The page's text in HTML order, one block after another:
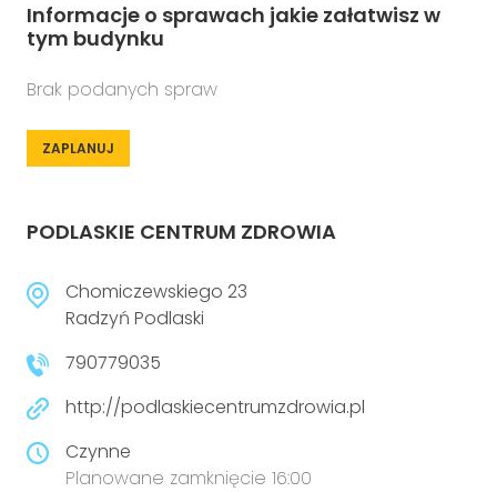
Informacje o sprawach jakie załatwisz w
tym budynku
Brak podanych spraw
ZAPLANUJ
PODLASKIE CENTRUM ZDROWIA
Chomiczewskiego 23
Radzyń Podlaski
790779035
http://podlaskiecentrumzdrowia.pl
Czynne
Planowane zamknięcie 16:00